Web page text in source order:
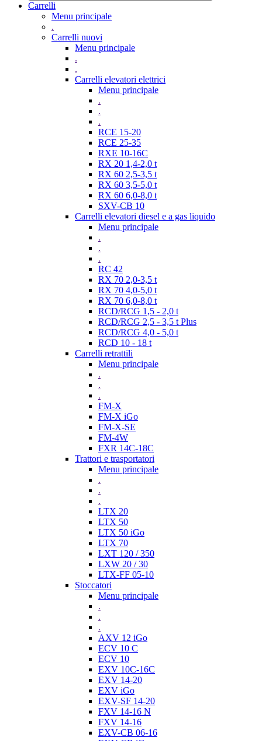
Carrelli
Menu principale
.
Carrelli nuovi
Menu principale
.
.
Carrelli elevatori elettrici
Menu principale
.
.
.
RCE 15-20
RCE 25-35
RXE 10-16C
RX 20 1,4-2,0 t
RX 60 2,5-3,5 t
RX 60 3,5-5,0 t
RX 60 6,0-8,0 t
SXV-CB 10
Carrelli elevatori diesel e a gas liquido
Menu principale
.
.
.
RC 42
RX 70 2,0-3,5 t
RX 70 4,0-5,0 t
RX 70 6,0-8,0 t
RCD/RCG 1,5 - 2,0 t
RCD/RCG 2,5 - 3,5 t Plus
RCD/RCG 4,0 - 5,0 t
RCD 10 - 18 t
Carrelli retrattili
Menu principale
.
.
.
FM-X
FM-X iGo
FM-X-SE
FM-4W
FXR 14C-18C
Trattori e trasportatori
Menu principale
.
.
.
LTX 20
LTX 50
LTX 50 iGo
LTX 70
LXT 120 / 350
LXW 20 / 30
LTX-FF 05-10
Stoccatori
Menu principale
.
.
.
AXV 12 iGo
ECV 10 C
ECV 10
EXV 10C-16C
EXV 14-20
EXV iGo
EXV-SF 14-20
FXV 14-16 N
FXV 14-16
EXV-CB 06-16